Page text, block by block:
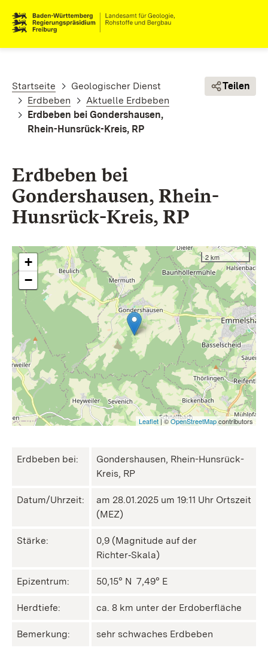
Pfadnavigation
Startseite
Geologischer Dienst
Erdbeben
Aktuelle Erdbeben
Erdbeben bei Gondershausen,
Rhein-Hunsrück-Kreis, RP
Teilen
Erdbeben bei
Gondershausen, Rhein-
Hunsrück-Kreis, RP
+
−
2 km
Leaflet| ©OpenStreetMapcontributors
Erdbeben bei:
Gondershausen, Rhein-Hunsrück-
Kreis, RP
Datum/Uhrzeit:
am 28.01.2025 um 19:11 Uhr Ortszeit
(MEZ)
Stärke:
0,9 (Magnitude auf der
Richter‑Skala)
Epizentrum: 50,15° N ㅤ 7,49° E
Herdtiefe: ca. 8 km unter der Erdoberfläche
Bemerkung: sehr schwaches Erdbeben